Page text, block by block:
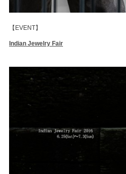
【EVENT】
Indian Jewelry Fair